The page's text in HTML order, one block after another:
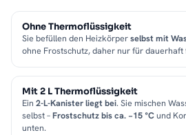
Ohne Thermoflüssigkeit
Sie befüllen den Heizkörperselbst mit
ohne Frostschutz, daher nur für dauerhaft
Mit 2 L Thermoflüssigkeit
Ein 2-L-Kanister liegt bei. Sie mischen
selbst –Frostschutz bis ca. −15 °Cund
unten.